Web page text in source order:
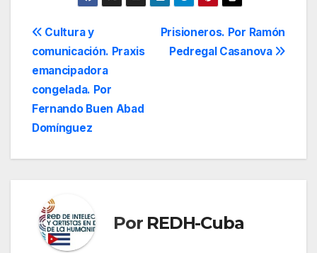
Navegación
de
entradas
Prisioneros. Por Ramón
Pedregal Casanova
Cultura y
comunicación. Praxis
emancipadora
congelada. Por
Fernando Buen Abad
Domínguez
Por REDH-Cuba